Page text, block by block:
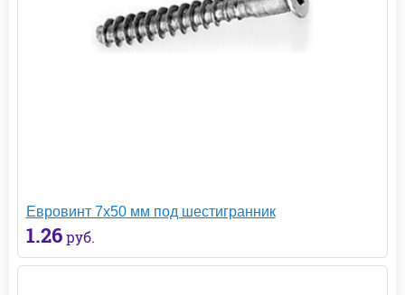
Евровинт 7х50 мм под шестигранник
1.26 руб.